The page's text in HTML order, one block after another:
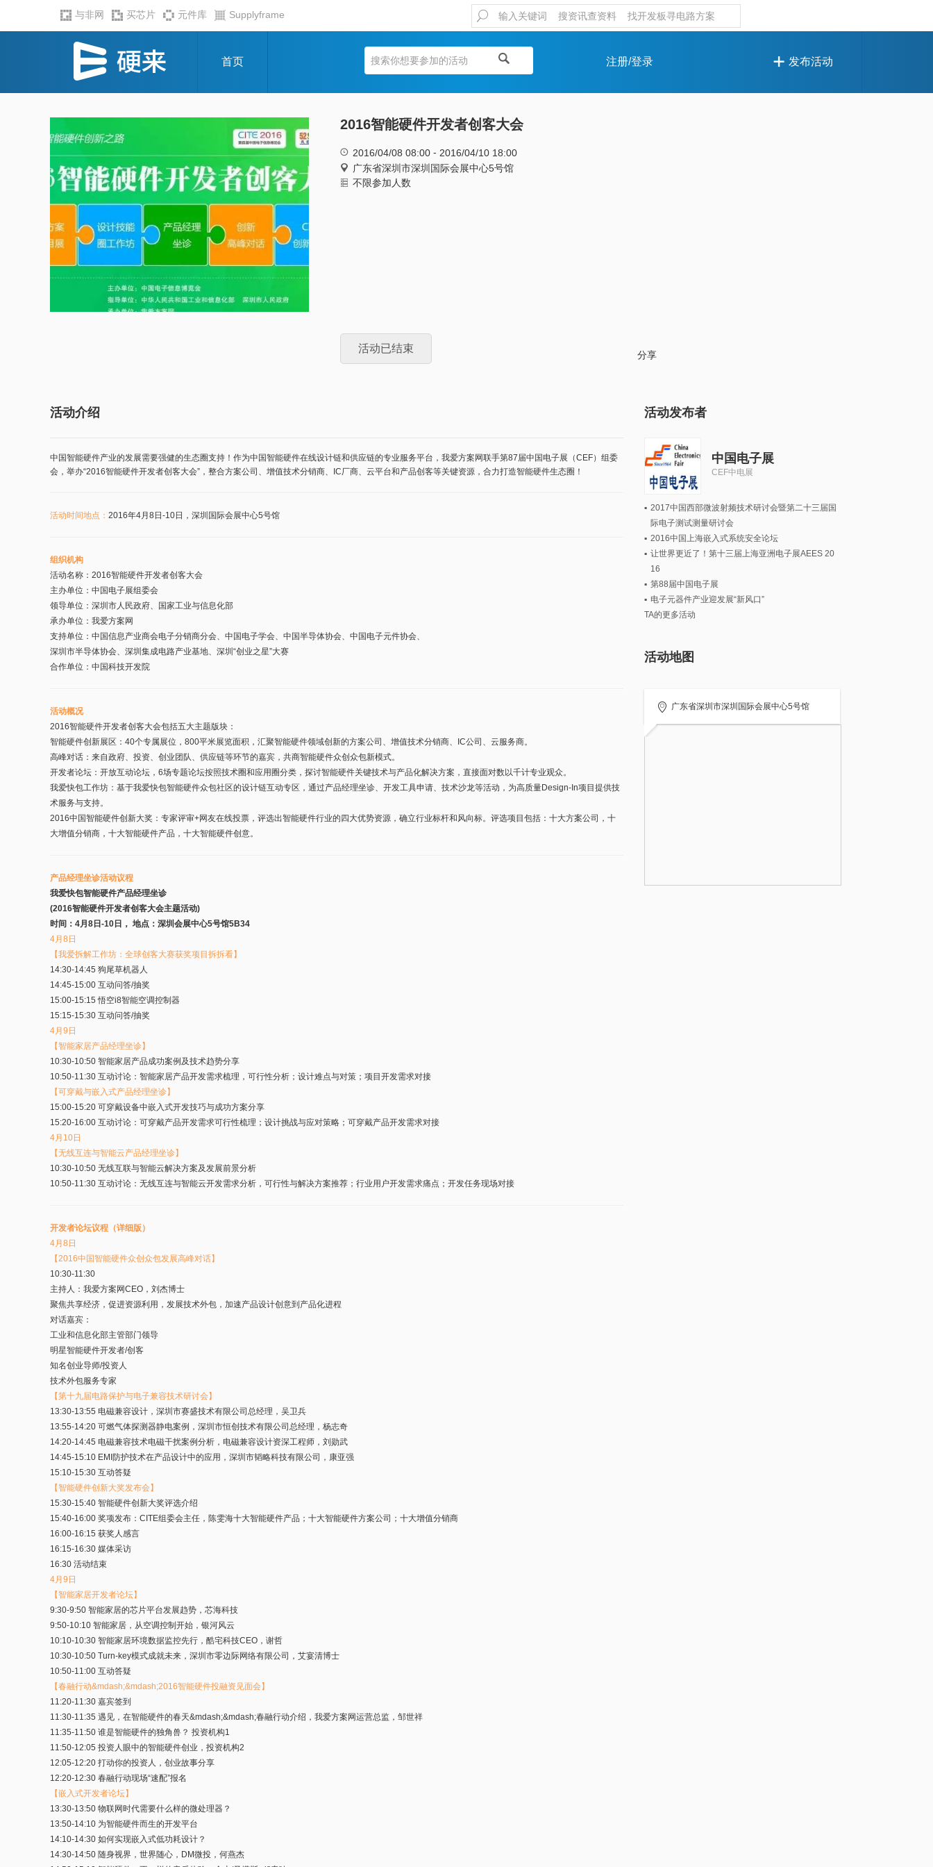
与非网 买芯片 元件库 Supplyframe
首页 注册/登录 发布活动
2016智能硬件开发者创客大会
2016/04/08 08:00 - 2016/04/10 18:00
广东省深圳市深圳国际会展中心5号馆
不限参加人数
活动已结束
分享
活动介绍
中国智能硬件产业的发展需要强健的生态圈支持！作为中国智能硬件在线设计链和供应链的专业服务平台，我爱方案网联手第87届中国电子展（CEF）组委
会，举办“2016智能硬件开发者创客大会”，整合方案公司、增值技术分销商、IC厂商、云平台和产品创客等关键资源，合力打造智能硬件生态圈！
活动时间地点： 2016年4月8日-10日，深圳国际会展中心5号馆
组织机构
活动名称：2016智能硬件开发者创客大会
主办单位：中国电子展组委会
领导单位：深圳市人民政府、国家工业与信息化部
承办单位：我爱方案网
支持单位：中国信息产业商会电子分销商分会、中国电子学会、中国半导体协会、中国电子元件协会、
深圳市半导体协会、深圳集成电路产业基地、深圳“创业之星”大赛
合作单位：中国科技开发院
活动概况
2016智能硬件开发者创客大会包括五大主题版块：
智能硬件创新展区：40个专属展位，800平米展览面积，汇聚智能硬件领域创新的方案公司、增值技术分销商、IC公司、云服务商。
高峰对话：来自政府、投资、创业团队、供应链等环节的嘉宾，共商智能硬件众创众包新模式。
开发者论坛：开放互动论坛，6场专题论坛按照技术圈和应用圈分类，探讨智能硬件关键技术与产品化解决方案，直接面对数以千计专业观众。
我爱快包工作坊：基于我爱快包智能硬件众包社区的设计链互动专区，通过产品经理坐诊、开发工具申请、技术沙龙等活动，为高质量Design-In项目提供技
术服务与支持。
2016中国智能硬件创新大奖：专家评审+网友在线投票，评选出智能硬件行业的四大优势资源，确立行业标杆和风向标。评选项目包括：十大方案公司，十
大增值分销商，十大智能硬件产品，十大智能硬件创意。
产品经理坐诊活动议程
我爱快包智能硬件产品经理坐诊
(2016智能硬件开发者创客大会主题活动)
时间：4月8日-10日， 地点：深圳会展中心5号馆5B34
4月8日
【我爱拆解工作坊：全球创客大赛获奖项目拆拆看】
14:30-14:45 狗尾草机器人
14:45-15:00 互动问答/抽奖
15:00-15:15 悟空i8智能空调控制器
15:15-15:30 互动问答/抽奖
4月9日
【智能家居产品经理坐诊】
10:30-10:50 智能家居产品成功案例及技术趋势分享
10:50-11:30 互动讨论：智能家居产品开发需求梳理，可行性分析；设计难点与对策；项目开发需求对接
【可穿戴与嵌入式产品经理坐诊】
15:00-15:20 可穿戴设备中嵌入式开发技巧与成功方案分享
15:20-16:00 互动讨论：可穿戴产品开发需求可行性梳理；设计挑战与应对策略；可穿戴产品开发需求对接
4月10日
【无线互连与智能云产品经理坐诊】
10:30-10:50 无线互联与智能云解决方案及发展前景分析
10:50-11:30 互动讨论：无线互连与智能云开发需求分析，可行性与解决方案推荐；行业用户开发需求痛点；开发任务现场对接
开发者论坛议程（详细版）
4月8日
【2016中国智能硬件众创众包发展高峰对话】
10:30-11:30
主持人：我爱方案网CEO，刘杰博士
聚焦共享经济，促进资源利用，发展技术外包，加速产品设计创意到产品化进程
对话嘉宾：
工业和信息化部主管部门领导
明星智能硬件开发者/创客
知名创业导师/投资人
技术外包服务专家
【第十九届电路保护与电子兼容技术研讨会】
13:30-13:55 电磁兼容设计，深圳市赛盛技术有限公司总经理，吴卫兵
13:55-14:20 可燃气体探测器静电案例，深圳市恒创技术有限公司总经理，杨志奇
14:20-14:45 电磁兼容技术电磁干扰案例分析，电磁兼容设计资深工程师，刘勋武
14:45-15:10 EMI防护技术在产品设计中的应用，深圳市韬略科技有限公司，康亚强
15:10-15:30 互动答疑
【智能硬件创新大奖发布会】
15:30-15:40 智能硬件创新大奖评选介绍
15:40-16:00 奖项发布：CITE组委会主任，陈雯海十大智能硬件产品；十大智能硬件方案公司；十大增值分销商
16:00-16:15 获奖人感言
16:15-16:30 媒体采访
16:30 活动结束
4月9日
【智能家居开发者论坛】
9:30-9:50 智能家居的芯片平台发展趋势，芯海科技
9:50-10:10 智能家居，从空调控制开始，银河风云
10:10-10:30 智能家居环境数据监控先行，酷宅科技CEO，谢哲
10:30-10:50 Turn-key模式成就未来，深圳市零边际网络有限公司，艾宴清博士
10:50-11:00 互动答疑
【春融行动&mdash;&mdash;2016智能硬件投融资见面会】
11:20-11:30 嘉宾签到
11:30-11:35 遇见，在智能硬件的春天&mdash;&mdash;春融行动介绍，我爱方案网运营总监，邹世祥
11:35-11:50 谁是智能硬件的独角兽？ 投资机构1
11:50-12:05 投资人眼中的智能硬件创业，投资机构2
12:05-12:20 打动你的投资人，创业故事分享
12:20-12:30 春融行动现场“速配”报名
【嵌入式开发者论坛】
13:30-13:50 物联网时代需要什么样的微处理器？
13:50-14:10 为智能硬件而生的开发平台
14:10-14:30 如何实现嵌入式低功耗设计？
14:30-14:50 随身视界，世界随心，DM微投，何燕杰
活动发布者
中国电子展
CEF中电展
▪ 2017中国西部微波射频技术研讨会暨第二十三届国
际电子测试测量研讨会
▪ 2016中国上海嵌入式系统安全论坛
▪ 让世界更近了！第十三届上海亚洲电子展AEES 20
16
▪ 第88届中国电子展
▪ 电子元器件产业迎发展“新风口”
TA的更多活动
活动地图
广东省深圳市深圳国际会展中心5号馆